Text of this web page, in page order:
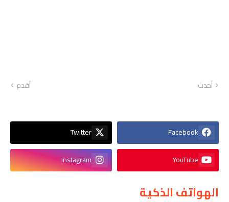
أحدث أقدم
Facebook
Twitter
YouTube
Instagram
الهواتف الذكية